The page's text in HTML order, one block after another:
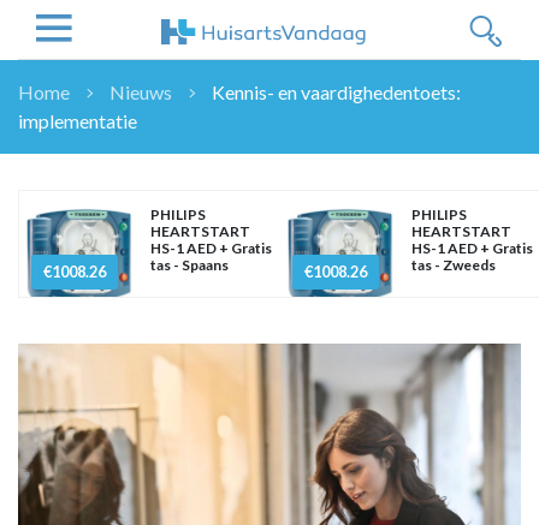
NIEUWS
OVERHEID
WETENSCHAP
ZORGVERZEKERAARS
NASCHOLINGEN
DOSSIER
ENQUÊTES
NHG
LHV
OPINIE
Home Nieuws
Kennis- en vaardighedentoets:
implementatie
€1008.26
PHILIPS
HEARTSTART
HS-1 AED + Gratis
tas - Spaans
€1008.26
PHILIPS
HEARTSTART
HS-1 AED + Gratis
tas - Zweeds